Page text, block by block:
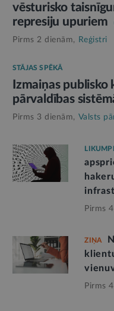
vēsturisko
represiju upuriem
Pirms 2 dienām,
Reģistri
STĀJAS SPĒKĀ
Izmaiņas
pārvaldības
Pirms 3 dienām, Valsts
Pirms
ZIŅA
Pirms